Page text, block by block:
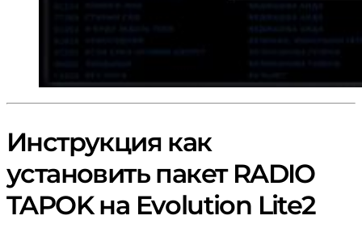
Инструкция как
установить пакет RADIO
TAPOK на Evolution Lite2